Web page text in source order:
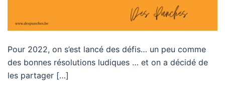
Pour 2022, on s’est lancé des défis… un peu comme
des bonnes résolutions ludiques … et on a décidé de
les partager […]